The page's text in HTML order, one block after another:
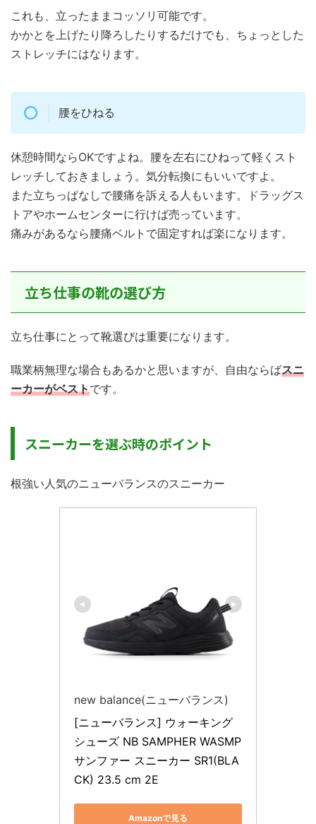
これも、立ったままコッソリ可能です。
かかとを上げたり降ろしたりするだけでも、ちょっとした
ストレッチにはなります。
腰をひねる
休憩時間ならOKですよね。腰を左右にひねって軽くスト
レッチしておきましょう。気分転換にもいいですよ。
また立ちっぱなしで腰痛を訴える人もいます。ドラッグス
トアやホームセンターに行けば売っています。
痛みがあるなら腰痛ベルトで固定すれば楽になります。
立ち仕事の靴の選び方
立ち仕事にとって靴選びは重要になります。
職業柄無理な場合もあるかと思いますが、自由ならばスニ
ーカーがベストです。
スニーカーを選ぶ時のポイント
根強い人気のニューバランスのスニーカー
new balance(ニューバランス)
[ニューバランス] ウォーキング
シューズ NB SAMPHER WASMP
サンファー スニーカー SR1(BLA
CK) 23.5 cm 2E
Amazonで見る